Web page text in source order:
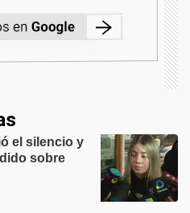
el silencio y
sobre